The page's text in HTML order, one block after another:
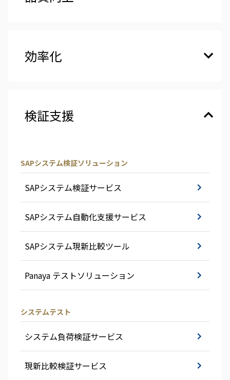
効率化
検証支援
SAPシステム検証ソリューション
SAPシステム検証サービス
SAPシステム自動化支援サービス
SAPシステム現新比較ツール
Panaya テストソリューション
システムテスト
システム負荷検証サービス
現新比較検証サービス